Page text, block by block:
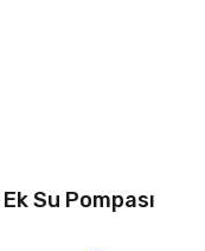
Su Pompası